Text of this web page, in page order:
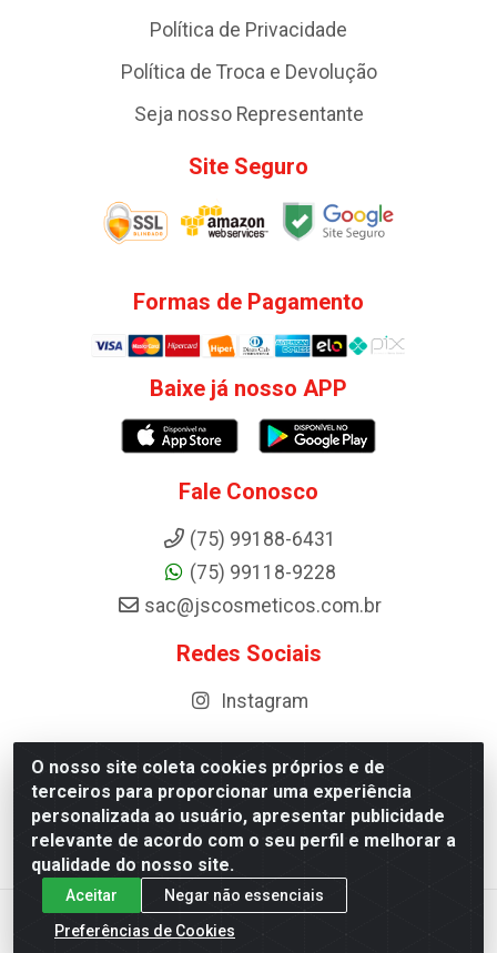
O nosso site coleta cookies próprios e de
terceiros para proporcionar uma experiência
personalizada ao usuário, apresentar publicidade
relevante de acordo com o seu perfil e melhorar a
qualidade do nosso site.
Aceitar
Negar não essenciais
Preferências de Cookies
Política de Privacidade
Política de Troca e Devolução
Seja nosso Representante
Site Seguro
Formas de Pagamento
Baixe já nosso APP
Fale Conosco
(75) 99188-6431
(75) 99118-9228
sac@jscosmeticos.com.br
Redes Sociais
Instagram
Distribuidora de Cosméticos Antoneto LTDA - BA-052,
km 87 - Industrial, Ipirá - BA, 44600-000 - CNPJ
10.984.107/0001-75